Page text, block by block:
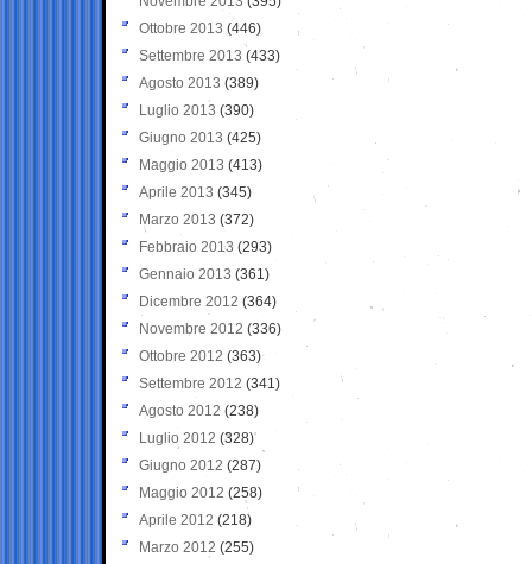
Ottobre 2013 (446)
Settembre 2013 (433)
Agosto 2013 (389)
Luglio 2013 (390)
Giugno 2013 (425)
Maggio 2013 (413)
Aprile 2013 (345)
Marzo 2013 (372)
Febbraio 2013 (293)
Gennaio 2013 (361)
Dicembre 2012 (364)
Novembre 2012 (336)
Ottobre 2012 (363)
Settembre 2012 (341)
Agosto 2012 (238)
Luglio 2012 (328)
Giugno 2012 (287)
Maggio 2012 (258)
Aprile 2012 (218)
Marzo 2012 (255)